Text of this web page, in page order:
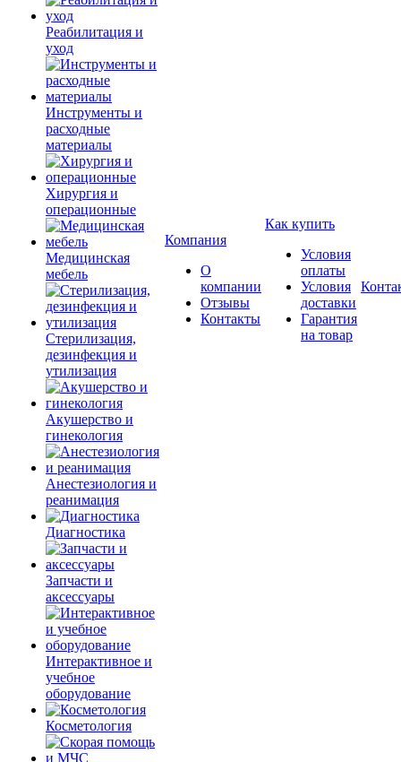
Реабилитация и
уход
Инструменты и
расходные
материалы
Хирургия и
операционные
Медицинская
мебель
Стерилизация,
дезинфекция и
утилизация
Акушерство и
гинекология
Анестезиология и
реанимация
Диагностика
Запчасти и
аксессуары
Интерактивное и
учебное
оборудование
Косметология
Компания
О
компании
Отзывы
Контакты
Как купить
Условия
оплаты
Условия
доставки
Гарантия
на товар